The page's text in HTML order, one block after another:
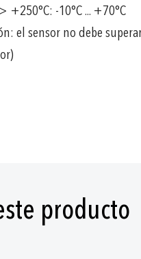
+250°C: -10°C ... +70°C
el sensor no debe
producto